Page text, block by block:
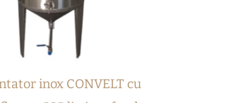
inox CONVELT cu